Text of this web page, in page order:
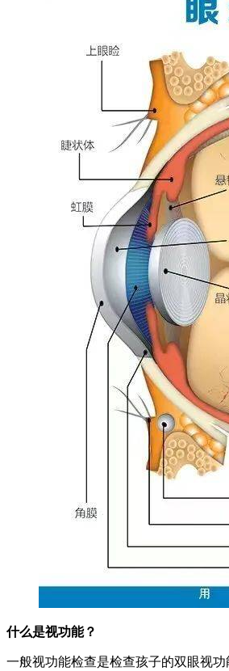
什么是视功能？
一般视功能检查是检查孩子的双眼视